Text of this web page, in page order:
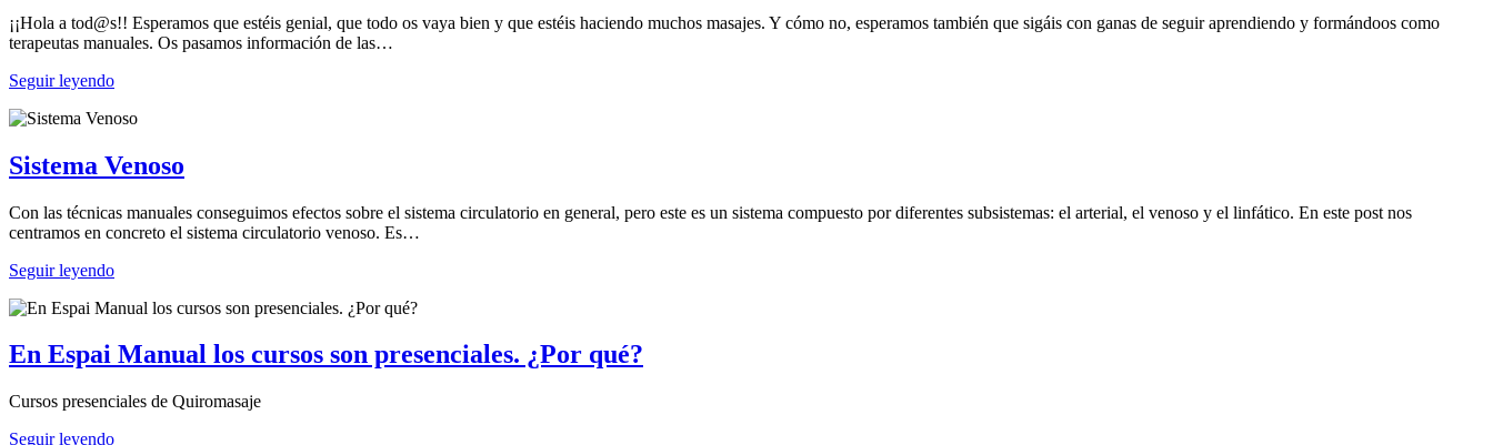
¡¡Hola a tod@s!! Esperamos que estéis genial, que todo os vaya bien y que estéis haciendo muchos masajes. Y cómo no, esperamos también que sigáis con ganas de seguir aprendiendo y formándoos como
terapeutas manuales. Os pasamos información de las…
Seguir leyendo
Sistema Venoso
Con las técnicas manuales conseguimos efectos sobre el sistema circulatorio en general, pero este es un sistema compuesto por diferentes subsistemas: el arterial, el venoso y el linfático. En este post nos
centramos en concreto el sistema circulatorio venoso. Es…
Seguir leyendo
En Espai Manual los cursos son presenciales. ¿Por qué?
Cursos presenciales de Quiromasaje
Seguir leyendo